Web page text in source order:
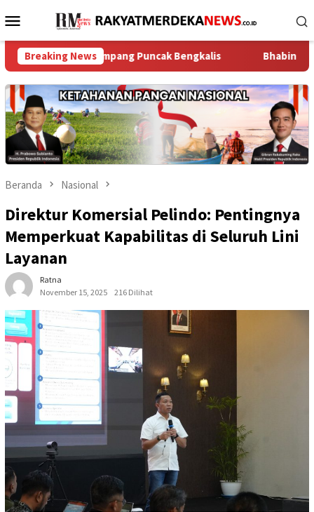
ke
Menu
Mobile
Breaking News
di Simpang Puncak Bengkalis Bhabinkamtibmas
Beranda Nasional
Direktur Komersial Pelindo: Pentingnya
Memperkuat Kapabilitas di Seluruh Lini
Layanan
Ratna
November 15, 2025
216 Dilihat